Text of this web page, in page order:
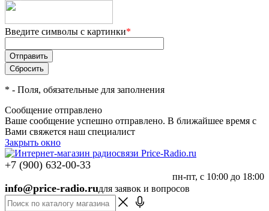
Введите символы с картинки*
* - Поля, обязательные для заполнения
Сообщение отправлено
Ваше сообщение успешно отправлено. В ближайшее время с
Вами свяжется наш специалист
Закрыть окно
+7 (900) 632-00-33
пн-пт, с 10:00 до 18:00
info@price-radio.ruдля заявок и вопросов